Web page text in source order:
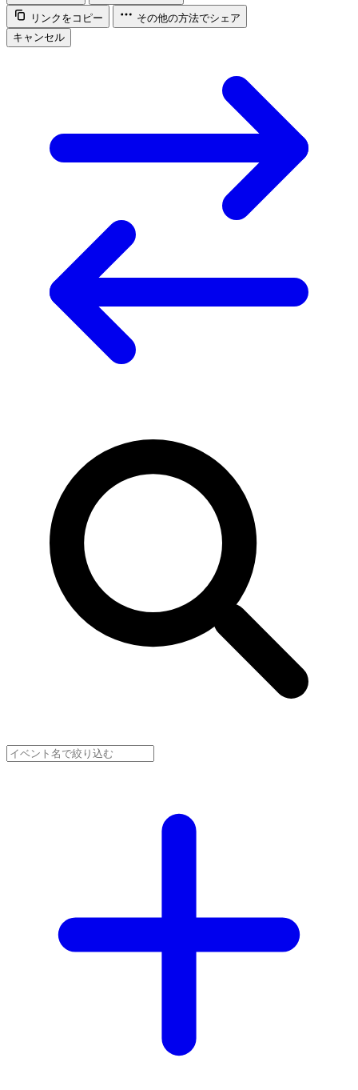
リンクをコピー
その他の方法でシェア
キャンセル